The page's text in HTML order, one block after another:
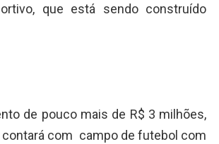
que está sendo construído
de pouco mais de R$ 3 milhões,
contará com campo de futebol com